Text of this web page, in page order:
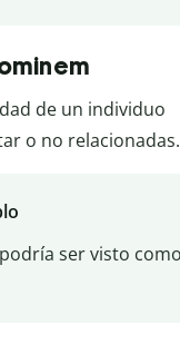
de un individuo
o no relacionadas.
ser visto como